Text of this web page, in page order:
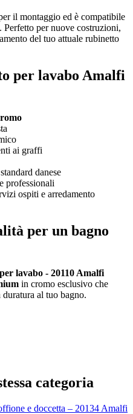
il montaggio ed è compatibile
. Perfetto per nuove costruzioni,
del tuo attuale rubinetto
per lavabo Amalfi
ai graffi
danese
professionali
ospiti e arredamento
per un bagno
lavabo - 20110 Amalfi
in cromo esclusivo che
al tuo bagno.
categoria